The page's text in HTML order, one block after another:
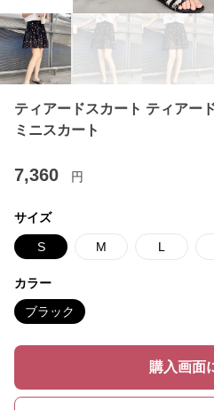
ティアードスカート ティアー
ミニスカート
7,360 円
サイズ
S M L
カラー
ブラック
購入画面